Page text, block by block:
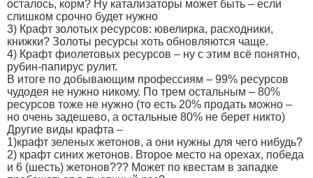
осталось, корм? Ну катализаторы может быть – если
слишком срочно будет нужно
3) Крафт золотых ресурсов: ювелирка, расходники,
книжки? Золоты ресурсы хоть обновляются чаще.
4) Крафт фиолетовых ресурсов – ну с этим всё понятно,
рубин-папирус рулит.
В итоге по добывающим профессиям – 99% ресурсов
чудодея не нужно никому. По трем остальным – 80%
ресурсов тоже не нужно (то есть 20% продать можно –
но очень задешево, а остальные 80% не берет никто)
Другие виды крафта –
1)крафт зеленых жетонов, а они нужны для чего нибудь?
2) крафт синих жетонов. Второе место на орехах, победа
и 6 (шесть) жетонов??? Может по квестам в западке